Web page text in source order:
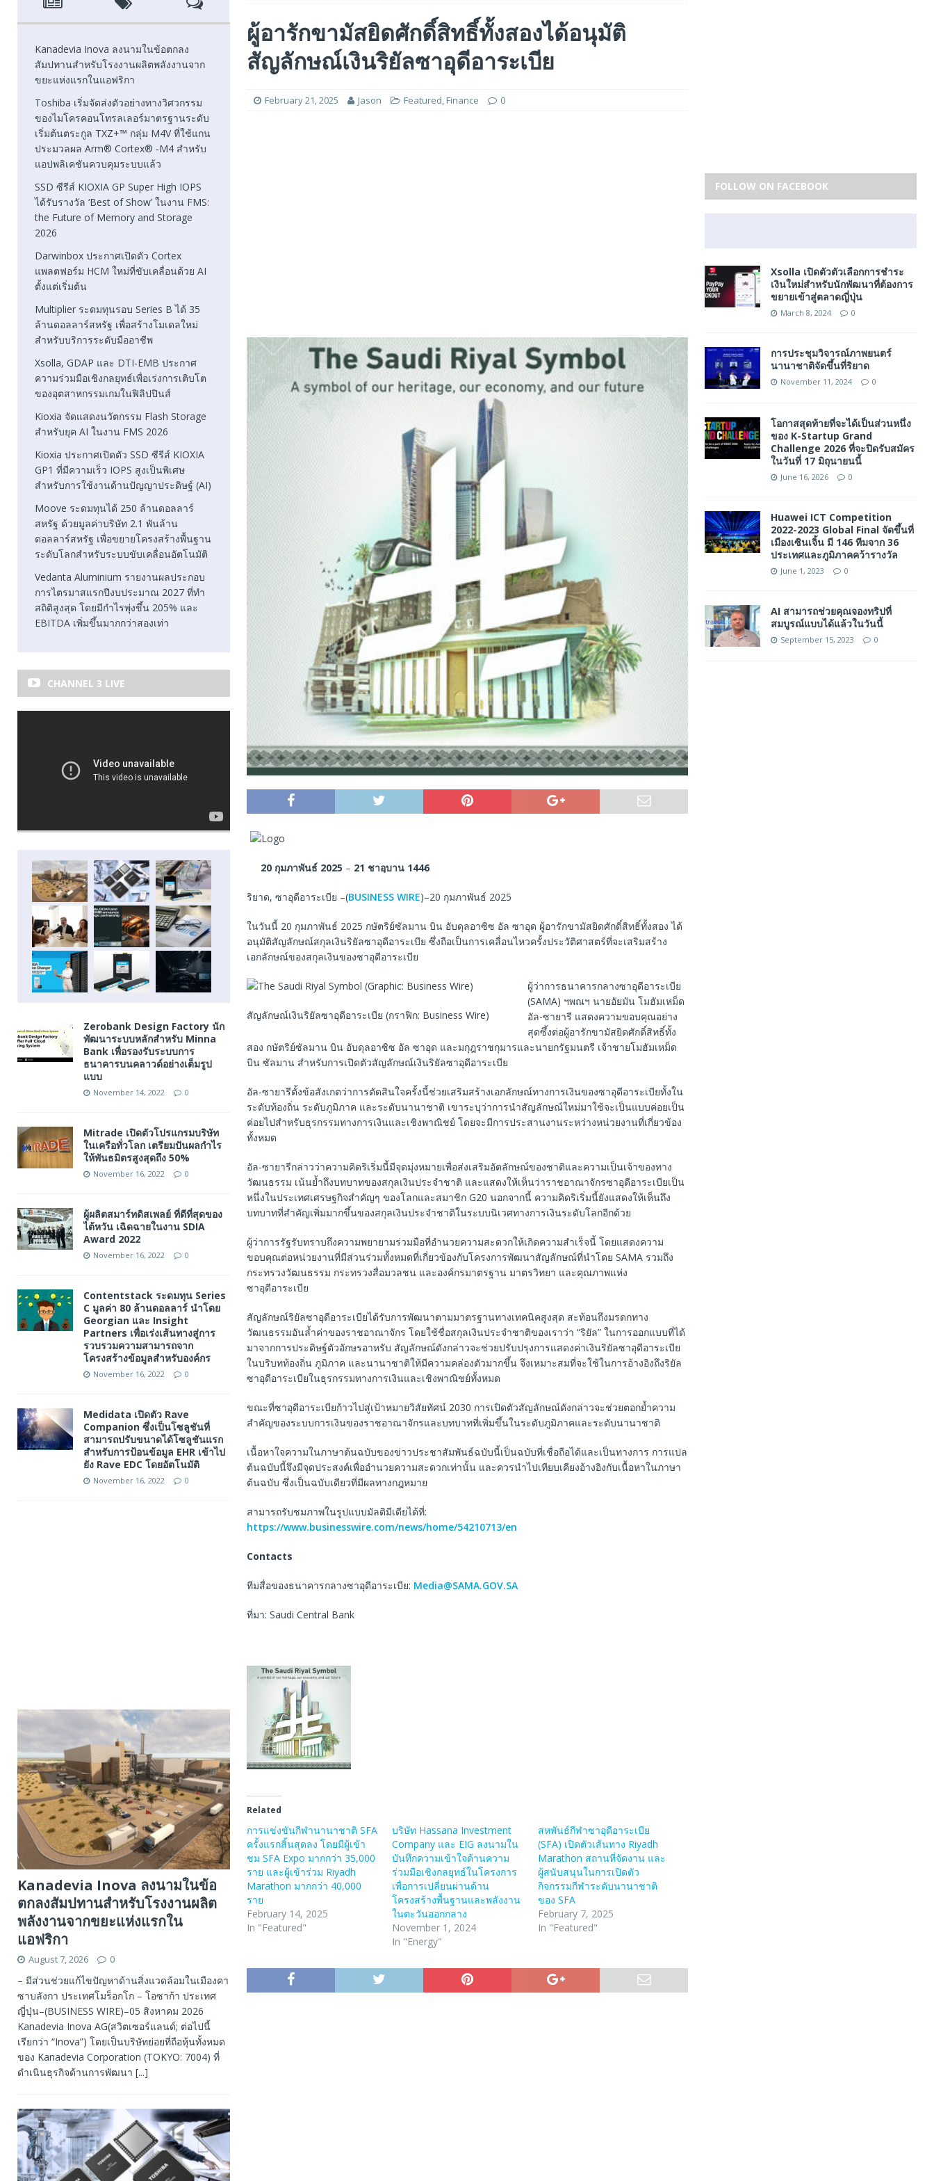
[ August 7, 2026 ] SSD ซีรีส์ KIOXIA GP Super High IOPS ได้รับรางวัล ‘Best of Show’ ในงาน FMS: the Future of Memory and Storage
2026
FEATURED
[ August 6, 2026 ] Darwinbox ประกาศเปิดตัว Cortex แพลตฟอร์ม HCM ใหม่ที่ขับเคลื่อนด้วย AI ตั้งแต่เริ่มต้น
FEATURED
FEATURED
ผู้อารักขามัสยิดศักดิ์สิทธิ์ทั้งสองได้อนุมัติ
สัญลักษณ์เงินริยัลซาอุดีอาระเบีย
February 21, 2025 Jason Featured, Finance 0
20 กุมภาพันธ์2025 – 21 ชาอฺบาน1446
ริยาด, ซาอุดีอาระเบีย –(BUSINESS WIRE)–20 กุมภาพันธ์ 2025
ในวันนี้ 20 กุมภาพันธ์ 2025 กษัตริย์ซัลมาน บิน อับดุลอาซิซ อัล ซาอุด ผู้อารักขามัสยิดศักดิ์สิทธิ์ทั้งสอง ได้
อนุมัติสัญลักษณ์สกุลเงินริยัลซาอุดีอาระเบีย ซึ่งถือเป็นการเคลื่อนไหวครั้งประวัติศาสตร์ที่จะเสริมสร้าง
เอกลักษณ์ของสกุลเงินของซาอุดีอาระเบีย
สัญลักษณ์เงินริยัลซาอุดีอาระเบีย (กราฟิก: Business Wire)
ผู้ว่าการธนาคารกลางซาอุดีอาระเบีย
(SAMA) ฯพณฯ นายอัยมัน โมฮัมเหม็ด
อัล-ซายารี แสดงความขอบคุณอย่าง
สุดซึ้งต่อผู้อารักขามัสยิดศักดิ์สิทธิ์ทั้ง
สอง กษัตริย์ซัลมาน บิน อับดุลอาซิซ อัล ซาอุด และมกุฎราชกุมารและนายกรัฐมนตรี เจ้าชายโมฮัมเหม็ด
บิน ซัลมาน สำหรับการเปิดตัวสัญลักษณ์เงินริยัลซาอุดีอาระเบีย
อัล-ซายารีตั้งข้อสังเกตว่าการตัดสินใจครั้งนี้ช่วยเสริมสร้างเอกลักษณ์ทางการเงินของซาอุดีอาระเบียทั้งใน
ระดับท้องถิ่น ระดับภูมิภาค และระดับนานาชาติ เขาระบุว่าการนำสัญลักษณ์ใหม่มาใช้จะเป็นแบบค่อยเป็น
ค่อยไปสำหรับธุรกรรมทางการเงินและเชิงพาณิชย์ โดยจะมีการประสานงานระหว่างหน่วยงานที่เกี่ยวข้อง
ทั้งหมด
อัล-ซายารีกล่าวว่าความคิดริเริ่มนี้มีจุดมุ่งหมายเพื่อส่งเสริมอัตลักษณ์ของชาติและความเป็นเจ้าของทาง
วัฒนธรรม เน้นย้ำถึงบทบาทของสกุลเงินประจำชาติ และแสดงให้เห็นว่าราชอาณาจักรซาอุดีอาระเบียเป็น
หนึ่งในประเทศเศรษฐกิจสำคัญๆ ของโลกและสมาชิก G20 นอกจากนี้ ความคิดริเริ่มนี้ยังแสดงให้เห็นถึง
บทบาทที่สำคัญเพิ่มมากขึ้นของสกุลเงินประจำชาติในระบบนิเวศทางการเงินระดับโลกอีกด้วย
ผู้ว่าการรัฐรับทราบถึงความพยายามร่วมมือที่อำนวยความสะดวกให้เกิดความสำเร็จนี้ โดยแสดงความ
ขอบคุณต่อหน่วยงานที่มีส่วนร่วมทั้งหมดที่เกี่ยวข้องกับโครงการพัฒนาสัญลักษณ์ที่นำโดย SAMA รวมถึง
กระทรวงวัฒนธรรม กระทรวงสื่อมวลชน และองค์กรมาตรฐาน มาตรวิทยา และคุณภาพแห่ง
ซาอุดีอาระเบีย
สัญลักษณ์ริยัลซาอุดีอาระเบียได้รับการพัฒนาตามมาตรฐานทางเทคนิคสูงสุด สะท้อนถึงมรดกทาง
วัฒนธรรมอันล้ำค่าของราชอาณาจักร โดยใช้ชื่อสกุลเงินประจำชาติของเราว่า “ริยัล” ในการออกแบบที่ได้
มาจากการประดิษฐ์ตัวอักษรอาหรับ สัญลักษณ์ดังกล่าวจะช่วยปรับปรุงการแสดงค่าเงินริยัลซาอุดีอาระเบีย
ในบริบทท้องถิ่น ภูมิภาค และนานาชาติให้มีความคล่องตัวมากขึ้น จึงเหมาะสมที่จะใช้ในการอ้างอิงถึงริยัล
ซาอุดีอาระเบียในธุรกรรมทางการเงินและเชิงพาณิชย์ทั้งหมด
ขณะที่ซาอุดีอาระเบียก้าวไปสู่เป้าหมายวิสัยทัศน์ 2030 การเปิดตัวสัญลักษณ์ดังกล่าวจะช่วยตอกย้ำความ
สำคัญของระบบการเงินของราชอาณาจักรและบทบาทที่เพิ่มขึ้นในระดับภูมิภาคและระดับนานาชาติ
เนื้อหาใจความในภาษาต้นฉบับของข่าวประชาสัมพันธ์ฉบับนี้เป็นฉบับที่เชื่อถือได้และเป็นทางการ การแปล
ต้นฉบับนี้จึงมีจุดประสงค์เพื่ออำนวยความสะดวกเท่านั้น และควรนำไปเทียบเคียงอ้างอิงกับเนื้อหาในภาษา
ต้นฉบับ ซึ่งเป็นฉบับเดียวที่มีผลทางกฎหมาย
สามารถรับชมภาพในรูปแบบมัลติมีเดียได้ที่:
https://www.businesswire.com/news/home/54210713/en
Contacts
ทีมสื่อของธนาคารกลางซาอุดีอาระเบีย: Media@SAMA.GOV.SA
ที่มา: Saudi Central Bank
Related
การแข่งขันกีฬานานาชาติ SFA
ครั้งแรกสิ้นสุดลง โดยมีผู้เข้า
ชม SFA Expo มากกว่า 35,000
ราย และผู้เข้าร่วม Riyadh
Marathon มากกว่า 40,000
ราย
February 14, 2025
In "Featured"
บริษัท Hassana Investment
Company และ EIG ลงนามใน
บันทึกความเข้าใจด้านความ
ร่วมมือเชิงกลยุทธ์ในโครงการ
เพื่อการเปลี่ยนผ่านด้าน
โครงสร้างพื้นฐานและพลังงาน
ในตะวันออกกลาง
November 1, 2024
In "Energy"
สหพันธ์กีฬาซาอุดีอาระเบีย
(SFA) เปิดตัวเส้นทาง Riyadh
Marathon สถานที่จัดงาน และ
ผู้สนับสนุนในการเปิดตัว
กิจกรรมกีฬาระดับนานาชาติ
ของ SFA
February 7, 2025
In "Featured"
Kanadevia Inova ลงนามในข้อตกลง
สัมปทานสำหรับโรงงานผลิตพลังงานจาก
ขยะแห่งแรกในแอฟริกา
Toshiba เริ่มจัดส่งตัวอย่างทางวิศวกรรม
ของไมโครคอนโทรลเลอร์มาตรฐานระดับ
เริ่มต้นตระกูล TXZ+™ กลุ่ม M4V ที่ใช้แกน
ประมวลผล Arm® Cortex® ‑M4 สำหรับ
แอปพลิเคชันควบคุมระบบแล้ว
SSD ซีรีส์ KIOXIA GP Super High IOPS
ได้รับรางวัล ‘Best of Show’ ในงาน FMS:
the Future of Memory and Storage
2026
Darwinbox ประกาศเปิดตัว Cortex
แพลตฟอร์ม HCM ใหม่ที่ขับเคลื่อนด้วย AI
ตั้งแต่เริ่มต้น
Multiplier ระดมทุนรอบ Series B ได้ 35
ล้านดอลลาร์สหรัฐ เพื่อสร้างโมเดลใหม่
สำหรับบริการระดับมืออาชีพ
Xsolla, GDAP และ DTI-EMB ประกาศ
ความร่วมมือเชิงกลยุทธ์เพื่อเร่งการเติบโต
ของอุตสาหกรรมเกมในฟิลิปปินส์
Kioxia จัดแสดงนวัตกรรม Flash Storage
สำหรับยุค AI ในงาน FMS 2026
Kioxia ประกาศเปิดตัว SSD ซีรีส์ KIOXIA
GP1 ที่มีความเร็ว IOPS สูงเป็นพิเศษ
สำหรับการใช้งานด้านปัญญาประดิษฐ์ (AI)
Moove ระดมทุนได้ 250 ล้านดอลลาร์
สหรัฐ ด้วยมูลค่าบริษัท 2.1 พันล้าน
ดอลลาร์สหรัฐ เพื่อขยายโครงสร้างพื้นฐาน
ระดับโลกสำหรับระบบขับเคลื่อนอัตโนมัติ
Vedanta Aluminium รายงานผลประกอบ
การไตรมาสแรกปีงบประมาณ 2027 ที่ทำ
สถิติสูงสุด โดยมีกำไรพุ่งขึ้น 205% และ
EBITDA เพิ่มขึ้นมากกว่าสองเท่า
CHANNEL 3 LIVE
Zerobank Design Factory นัก
พัฒนาระบบหลักสำหรับ Minna
Bank เพื่อรองรับระบบการ
ธนาคารบนคลาวด์อย่างเต็มรูป
แบบ
November 14, 2022 0
Mitrade เปิดตัวโปรแกรมบริษัท
ในเครือทั่วโลก เตรียมปันผลกำไร
ให้พันธมิตรสูงสุดถึง 50%
November 16, 2022 0
ผู้ผลิตสมาร์ทดิสเพลย์ ที่ดีที่สุดของ
ไต้หวัน เฉิดฉายในงาน SDIA
Award 2022
November 16, 2022 0
Contentstack ระดมทุน Series
C มูลค่า 80 ล้านดอลลาร์ นำโดย
Georgian และ Insight
Partners เพื่อเร่งเส้นทางสู่การ
รวบรวมความสามารถจาก
โครงสร้างข้อมูลสำหรับองค์กร
November 16, 2022 0
Medidata เปิดตัว Rave
Companion ซึ่งเป็นโซลูชันที่
สามารถปรับขนาดได้โซลูชันแรก
สำหรับการป้อนข้อมูล EHR เข้าไป
ยัง Rave EDC โดยอัตโนมัติ
November 16, 2022 0
Kanadevia Inova ลงนามในข้อ
ตกลงสัมปทานสำหรับโรงงานผลิต
พลังงานจากขยะแห่งแรกใน
แอฟริกา
August 7, 2026 0
– มีส่วนช่วยแก้ไขปัญหาด้านสิ่งแวดล้อมในเมืองคา
ซาบลังกา ประเทศโมร็อกโก – โอซาก้า ประเทศ
ญี่ปุ่น–(BUSINESS WIRE)–05 สิงหาคม 2026
Kanadevia Inova AG(สวิตเซอร์แลนด์; ต่อไปนี้
เรียกว่า “Inova”) โดยเป็นบริษัทย่อยที่ถือหุ้นทั้งหมด
ของ Kanadevia Corporation (TOKYO: 7004) ที่
ดำเนินธุรกิจด้านการพัฒนา [...]
FOLLOW ON FACEBOOK
Xsolla เปิดตัวตัวเลือกการชำระ
เงินใหม่สำหรับนักพัฒนาที่ต้องการ
ขยายเข้าสู่ตลาดญี่ปุ่น
March 8, 2024 0
การประชุมวิจารณ์ภาพยนตร์
นานาชาติจัดขึ้นที่ริยาด
November 11, 2024 0
โอกาสสุดท้ายที่จะได้เป็นส่วนหนึ่ง
ของ K-Startup Grand
Challenge 2026 ที่จะปิดรับสมัคร
ในวันที่ 17 มิถุนายนนี้
June 16, 2026 0
Huawei ICT Competition
2022-2023 Global Final จัดขึ้นที่
เมืองเซินเจิ้น มี 146 ทีมจาก 36
ประเทศและภูมิภาคคว้ารางวัล
June 1, 2023 0
AI สามารถช่วยคุณจองทริปที่
สมบูรณ์แบบได้แล้วในวันนี้
September 15, 2023 0